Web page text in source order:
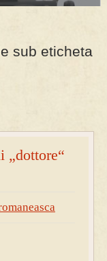
cu gulere albe
sub eticheta
„dottore“